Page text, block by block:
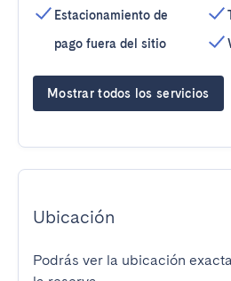
Estacionamiento de
pago fuera del sitio
Mostrar todos los servicios
Ubicación
Podrás ver la ubicación